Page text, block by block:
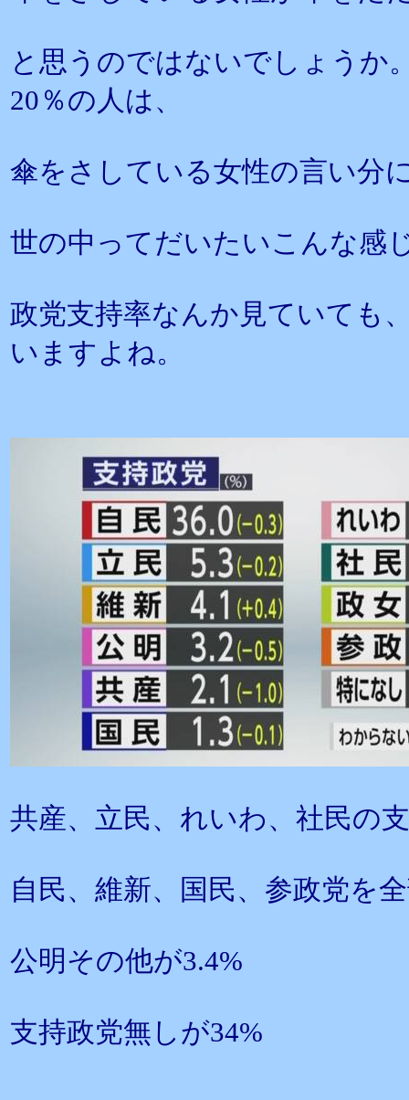
と思うのではないでしょうか
20％の人は、
傘をさしている女性の言い分
世の中ってだいたいこんな感
政党支持率なんか見ていても
いますよね。
共産、立民、れいわ、社民の
自民、維新、国民、参政党を
公明その他が3.4%
支持政党無しが34%